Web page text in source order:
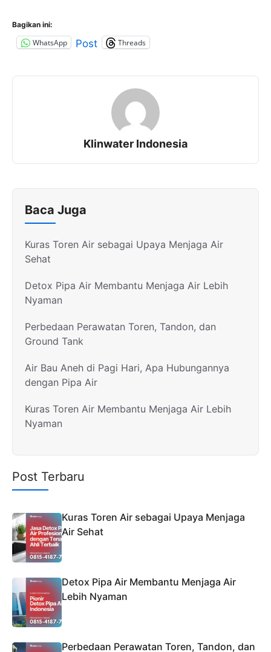
Bagikan ini:
WhatsApp Post Threads
Klinwater Indonesia
Baca Juga
Kuras Toren Air sebagai Upaya Menjaga Air
Sehat
Detox Pipa Air Membantu Menjaga Air Lebih
Nyaman
Perbedaan Perawatan Toren, Tandon, dan
Ground Tank
Air Bau Aneh di Pagi Hari, Apa Hubungannya
dengan Pipa Air
Kuras Toren Air Membantu Menjaga Air Lebih
Nyaman
Post Terbaru
Kuras Toren Air sebagai Upaya Menjaga
Air Sehat
Detox Pipa Air Membantu Menjaga Air
Lebih Nyaman
Perbedaan Perawatan Toren, Tandon, dan